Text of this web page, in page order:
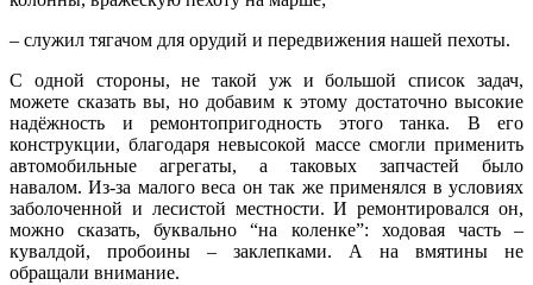
– служил тягачом для орудий и передвижения нашей пехоты.
С одной стороны, не такой уж и большой список задач,
можете сказать вы, но добавим к этому достаточно высокие
надёжность и ремонтопригодность этого танка. В его
конструкции, благодаря невысокой массе смогли применить
автомобильные агрегаты, а таковых запчастей было
навалом. Из-за малого веса он так же применялся в условиях
заболоченной и лесистой местности. И ремонтировался он,
можно сказать, буквально “на коленке”: ходовая часть –
кувалдой, пробоины – заклепками. А на вмятины не
обращали внимание.